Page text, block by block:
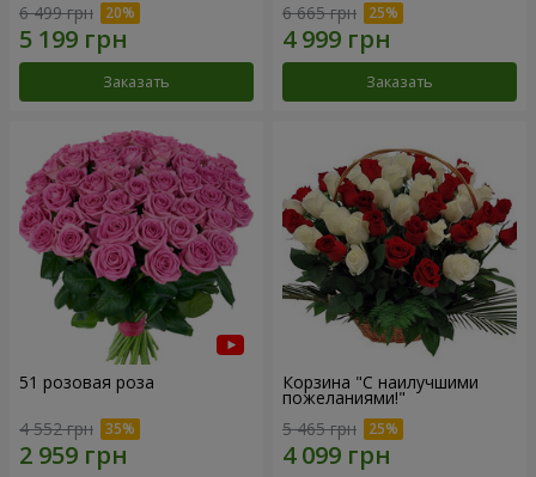
6 499 грн
Заказать
6 665 грн
Заказать
51 розовая роза
4 552 грн
Корзина "С наилучшими
пожеланиями!"
5 465 грн